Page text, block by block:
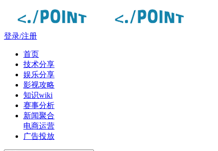
登录/注册
首页
技术分享
娱乐分享
影视攻略
知识wiki
赛事分析
新闻聚合
电商运营
广告投放